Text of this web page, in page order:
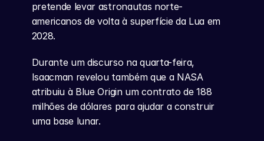
pretende levar astronautas norte-
americanos de volta à superfície da Lua em
2028.
Durante um discurso na quarta-feira,
Isaacman revelou também que a NASA
atribuiu à Blue Origin um contrato de 188
milhões de dólares para ajudar a construir
uma base lunar.